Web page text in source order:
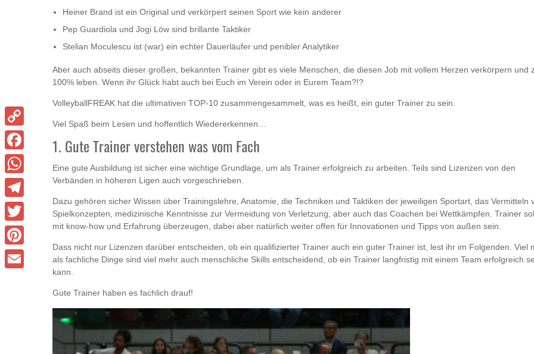
Heiner Brand ist ein Original und verkörpert seinen Sport wie kein anderer
Pep Guardiola und Jogi Löw sind brillante Taktiker
Stelian Moculescu ist (war) ein echter Dauerläufer und penibler Analytiker
Aber auch abseits dieser großen, bekannten Trainer gibt es viele Menschen, die diesen Job mit vollem Herzen verkörpern und
100% leben. Wenn ihr Glück habt auch bei Euch im Verein oder in Eurem Team?!?
VolleyballFREAK hat die ultimativen TOP-10 zusammengesammelt, was es heißt, ein guter Trainer zu sein.
Viel Spaß beim Lesen und hoffentlich Wiedererkennen…
1. Gute Trainer verstehen was vom Fach
Eine gute Ausbildung ist sicher eine wichtige Grundlage, um als Trainer erfolgreich zu arbeiten. Teils sind Lizenzen von den
Verbänden in höheren Ligen auch vorgeschrieben.
Dazu gehören sicher Wissen über Trainingslehre, Anatomie, die Techniken und Taktiken der jeweiligen Sportart, das Vermitteln
Spielkonzepten, medizinische Kenntnisse zur Vermeidung von Verletzung, aber auch das Coachen bei Wettkämpfen. Trainer
mit know-how und Erfahrung überzeugen, dabei aber natürlich weiter offen für Innovationen und Tipps von außen sein.
Dass nicht nur Lizenzen darüber entscheiden, ob ein qualifizierter Trainer auch ein guter Trainer ist, lest ihr im Folgenden. Viel
als fachliche Dinge sind viel mehr auch menschliche Skills entscheidend, ob ein Trainer langfristig mit einem Team erfolgreich
kann.
Gute Trainer haben es fachlich drauf!
Copy
Link
Facebook
WhatsApp
Telegram
Twitter
Pinterest